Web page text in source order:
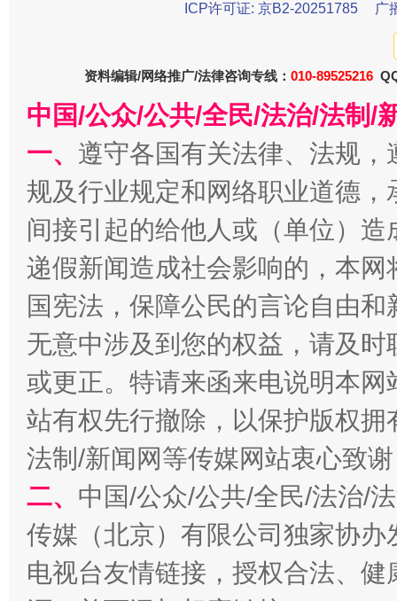
解纷+调解+退费，一次搞定
ICP许可证: 京B2-20251785
广
资料编辑/网络推广/法律咨询专线： 010-89525216
中国/公众/公共/全民/法治/法制/
一、 遵守各国有关法律、法规
规及行业规定和网络职业道德
间接引起的给他人或（单位）
递假新闻造成社会影响的，本
国宪法，保障公民的言论自由
无意中涉及到您的权益，请及
或更正。特请来函来电说明本
站有权先行撤除，以保护版权
法制/新闻网等传媒网站衷心致
二、 中国/公众/公共/全民/法治/
传媒（北京）有限公司独家协
电视台友情链接，授权合法、